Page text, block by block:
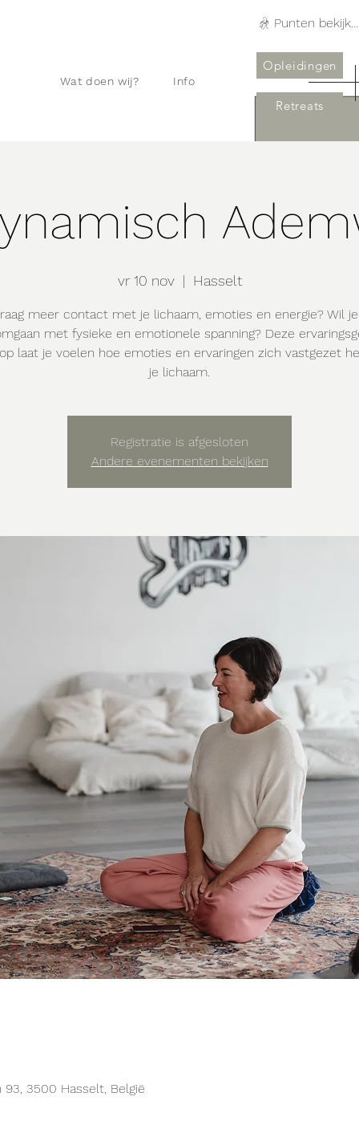
Wat doen wij? Info
Opleidingen
Retreats
Punten bekijken
vr 10 nov
  |
Hasselt
meer contact met je lichaam, emoties en energie? Wil
met fysieke en emotionele spanning? Deze
laat je voelen hoe emoties en ervaringen zich vastgezet
je lichaam.
Registratie is afgesloten
Andere evenementen bekijken
93, 3500 Hasselt, België